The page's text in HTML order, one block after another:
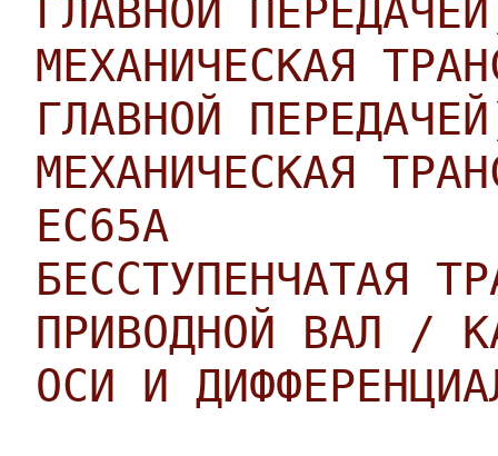
ГЛАВНОЙ
МЕХАНИЧЕСКАЯ
ГЛАВНОЙ
МЕХАНИЧЕСКАЯ
EC65A
БЕССТУПЕНЧАТАЯ
ПРИВОДНОЙ ВАЛ /
ОСИ И